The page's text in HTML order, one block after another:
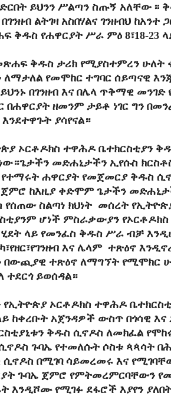
ይህንን ሥልጣን ስጡኝ አለቸው ፡፡
ልትገዛ አስበሃልና ገንዘብህ ከአንተ
ቅዱስ የሐዋርያት ሥራ ምዕ 8፣18-23
ቅዱስ ታሪክ የሚያስተምረን ሁለት
ለማታለል የመሞከር ተግባር ሰይጣናዊ
በገንዘብ እና በሌላ ጥቅማዊ
በሐዋርያት ዘመንም ታይቶ ነገር ግን
ያሳየናል።
ኦርቶዶክስ ተዋሕዶ ቤተክርስቲያን
መድሐኒታችን ኢየሱስ ክርስቶስ
የተማሩት ሐዋርያት የመጀመርያ ቅዱስ
ጀምሮ ከእዚያ ቀድሞም ጌታችን
የሰጠው ስልጣነ ክህነት መሰረት
ሆነች ምስራቃውያን የኦርቶዶክስ
ላይ የመንፈስ ቅዱስ ሥራ ብቻ
እና ሌላም ተጽዕኖ
በውጪያዊ ተጽዕኖ ለማግኘት የሚሞክር
ተደርጎ ይወሰዳል።
የኢትዮጵያ ኦርቶዶክስ ተዋሕዶ
ከቀረቡት አጀንዳዎች ውስጥ በጎሳዊ
ቅዱስ ሲኖዶስ ለመክፈል
ጉባኤ የተመለሱት ሶስቱ ጳጳሳት
ሲኖዶስ በሚገባ ሳይመረመሩ እና
ጉባኤ ጀምሮ የምትመረምርባቸውን
እንዲሾሙ የሚገፉ ደፋሮች እያየን